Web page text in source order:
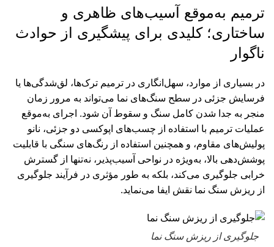
ترمیم به‌موقع آسیب‌های ظاهری و
ساختاری؛ کلیدی برای پیشگیری از حوادث
ناگوار
در بسیاری از موارد، سهل‌انگاری در ترمیم ترک‌ها، لق‌شدگی‌ها یا
فرسایش جزئی در سطح سنگ‌های نما می‌تواند به مرور زمان
منجر به جدا شدن کامل سنگ و سقوط آن شود. اجرای به‌موقع
عملیات ترمیم با استفاده از چسب‌های اپوکسی دو جزئی، نانو
پولیش‌های مقاوم، و همچنین استفاده از رنگ‌های سنگی با قابلیت
پوشش‌دهی بالا، به‌ویژه در نواحی آسیب‌پذیر، نه‌تنها از گسترش
خرابی جلوگیری می‌کند، بلکه به طور مؤثری در فرآیند جلوگیری
از ریزش سنگ نما نقش ایفا می‌نماید.
جلوگیری از ریزش سنگ نما